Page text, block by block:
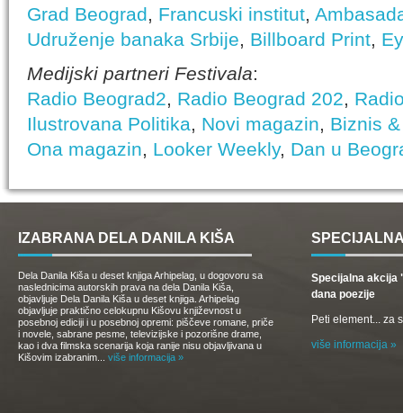
Grad Beograd, Francuski institut,
Udruženje banaka Srbije, Billboard Print,
Medijski partneri Festivala:
Radio Beograd2, Radio Beograd 202,
Ilustrovana Politika, Novi magazin, Biznis
Ona magazin, Looker Weekly, Dan u
IZABRANA DELA DANILA KIŠA
Dela Danila Kiša u deset knjiga Arhipelag, u dogovoru sa
naslednicima autorskih prava na dela Danila Kiša,
objavljuje Dela Danila Kiša u deset knjiga. Arhipelag
objavljuje praktično celokupnu Kišovu književnost u
posebnoj ediciji i u posebnoj opremi: piščeve romane, priče
i novele, sabrane pesme, televizijske i pozorišne drame,
kao i dva filmska scenarija koja ranije nisu objavljivana u
Kišovim izabranim... više informacija »
Specijalna akcija
dana poezije
Peti element... za
više informacija »